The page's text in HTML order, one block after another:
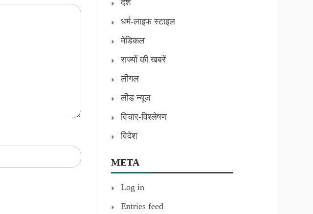
देश
धर्म-लाइफ स्टाइल
मेडिकल
राज्यों की खबरें
लीगल
लीड न्यूज
विचार-विश्लेषण
विदेश
META
Log in
Entries feed